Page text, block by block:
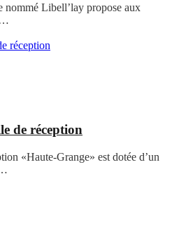
nommé Libell’lay propose aux
de réception
«Haute-Grange» est dotée d’un